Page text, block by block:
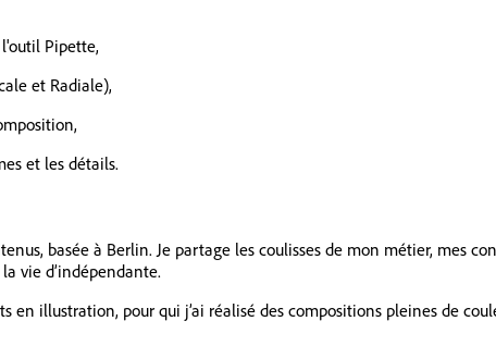
Pipette,
et Radiale),
et les détails.
basée à Berlin. Je partage les coulisses de mon métier, mes
vie d’indépendante.
illustration, pour qui j’ai réalisé des compositions pleines de